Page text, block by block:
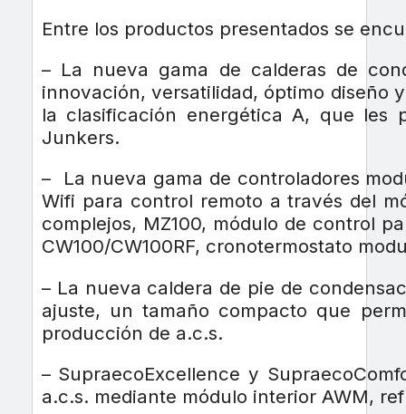
Entre los productos presentados se
– La nueva gama de calderas de
innovación, versatilidad, óptimo diseño
la clasificación energética A, que les
Junkers.
– La nueva gama de controladores
Wifi para control remoto a través del
complejos, MZ100, módulo de control
CW100/CW100RF, cronotermostato
– La nueva caldera de pie de
ajuste, un tamaño compacto que
producción de a.c.s.
– SupraecoExcellence y
a.c.s. mediante módulo interior AWM,